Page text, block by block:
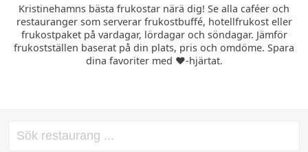
Kristinehamns bästa frukostar närä dig! Se alla caféer och
restauranger som serverar frukostbuffé, hotellfrukost eller
frukostpaket på vardagar, lördagar och söndagar. Jämför
frukostställen baserat på din plats, pris och omdöme. Spara
dina favoriter med ❤️-hjärtat.